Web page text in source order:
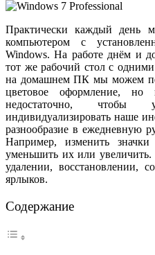
Практически каждый день
компьютером с
Windows. На работе днём и
тот же рабочий стол с
на домашнем ПК мы можем
цветовое оформление,
недостаточно, чтобы
индивидуализировать наше
разнообразие в ежедневную
Например, изменить
уменьшить их или увеличить.
удалении, восстановлении,
ярлыков.
Содержание